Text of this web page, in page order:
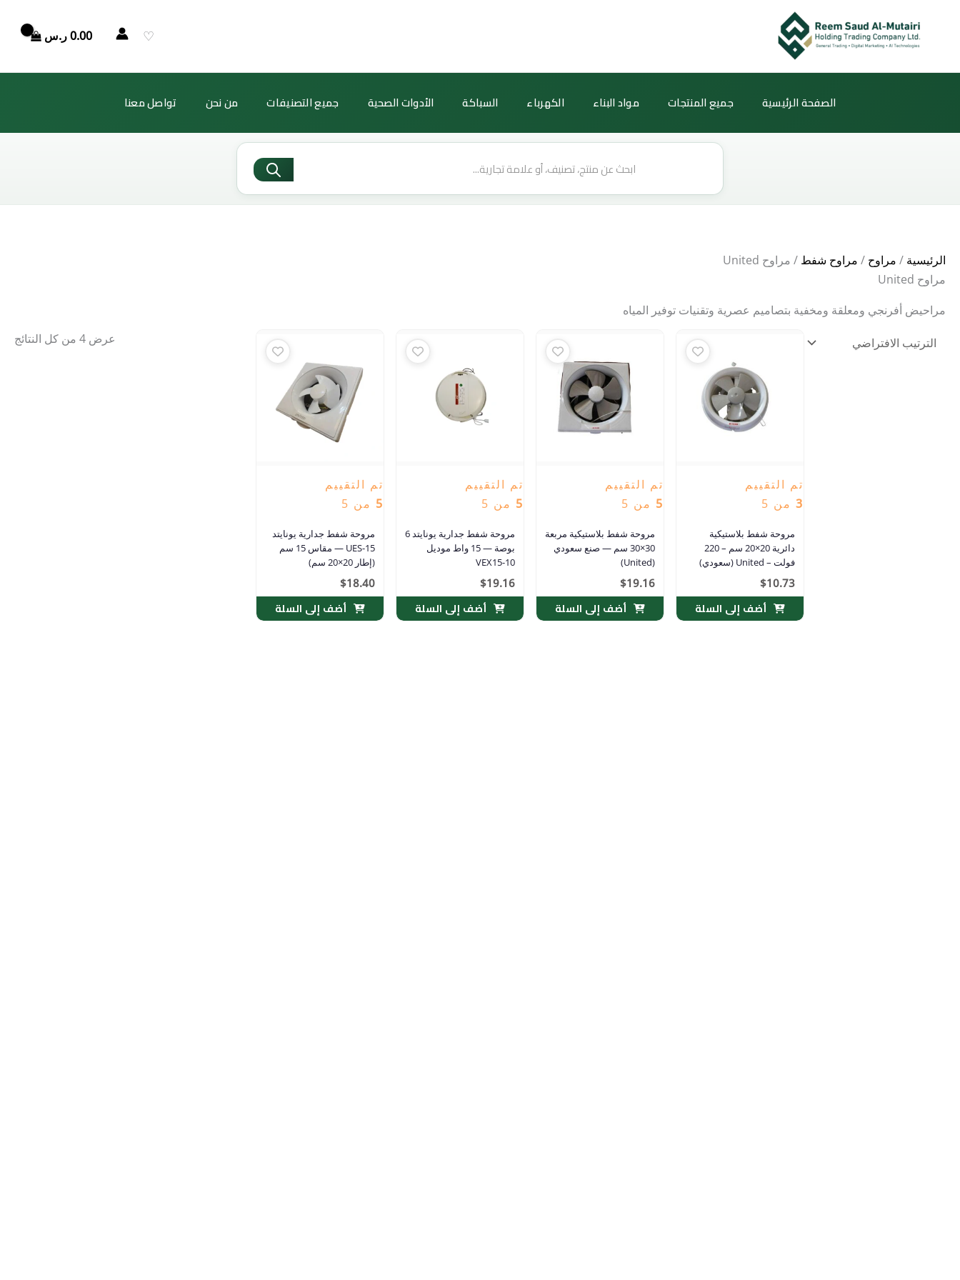
♡
0.00ر.س
الصفحة الرئيسية جميع المنتجات مواد البناء الكهرباء السباكة الأدوات الصحية جميع التصنيفات من نحن تواصل معنا
Products
الرئيسية / مراوح / مراوح شفط / مراوح United
مراوح United
مراحيض أفرنجي ومعلقة ومخفية بتصاميم عصرية وتقنيات توفير المياه
عرض ⁦4⁩ من كل النتائج
تم التقييم
3من 5
مروحة شفط بلاستيكية
دائرية 20×20 سم – 220
فولت – United (سعودي)
$10.73
أضف إلى السلة
تم التقييم
5 من 5
مروحة شفط بلاستيكية مربعة
30×30 سم — صنع سعودي
(United)
$19.16
أضف إلى السلة
تم التقييم
5 من 5
مروحة شفط جدارية يونايتد 6
بوصة — 15 واط موديل
VEX15-10
$19.16
أضف إلى السلة
تم التقييم
5 من 5
مروحة شفط جدارية يونايتد
UES-15 — مقاس 15 سم
(إطار 20×20 سم)
$18.40
أضف إلى السلة